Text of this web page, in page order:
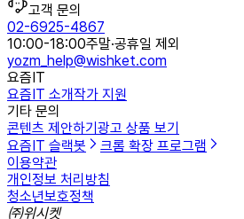
고객 문의
02-6925-4867
10:00-18:00주말·공휴일 제외
yozm_help@wishket.com
요즘IT
요즘IT 소개작가 지원
기타 문의
콘텐츠 제안하기광고 상품 보기
요즘IT 슬랙봇
크롬 확장 프로그램
이용약관
개인정보 처리방침
청소년보호정책
㈜위시켓